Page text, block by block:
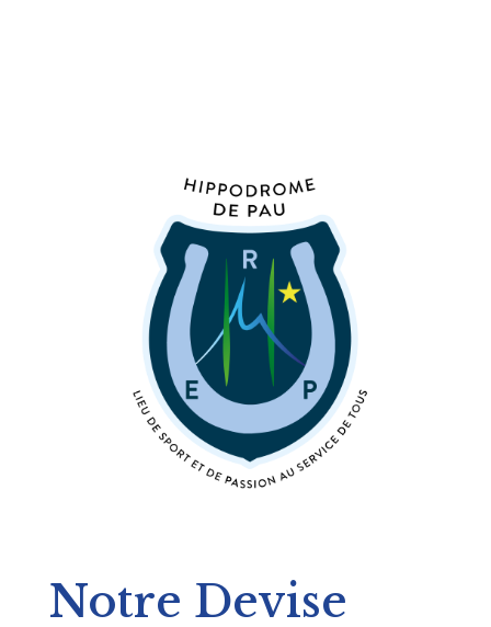
Notre Devise